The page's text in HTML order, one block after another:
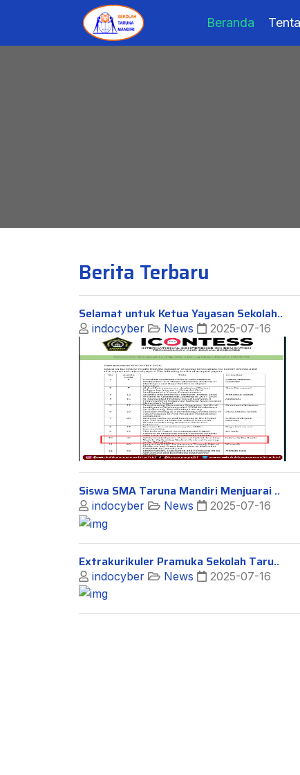
Beranda
Berita Terbaru
Selamat untuk Ketua Yayasan Sekolah..
indocyber News 2025-07-16
Siswa SMA Taruna Mandiri Menjuarai ..
indocyber News 2025-07-16
Extrakurikuler Pramuka Sekolah Taru..
indocyber News 2025-07-16